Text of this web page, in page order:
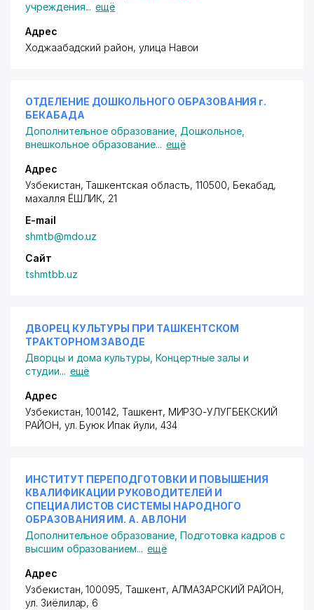
учреждения... ещё
Адрес
Ходжаабадский район, улица Навои
ОТДЕЛЕНИЕ ДОШКОЛЬНОГО ОБРАЗОВАНИЯ г.
БЕКАБАДА
Дополнительное образование, Дошкольное,
внешкольное образование... ещё
Адрес
Узбекистан, Ташкентская область, 110500, Бекабад,
махалля ЁШЛИК, 21
E-mail
shmtb@mdo.uz
Сайт
tshmtbb.uz
ДВОРЕЦ КУЛЬТУРЫ ПРИ ТАШКЕНТСКОМ
ТРАКТОРНОМ ЗАВОДЕ
Дворцы и дома культуры Концертные залы и
студии... ещё
Адрес
Узбекистан, 100142, Ташкент, МИРЗО-УЛУГБЕКСКИЙ
РАЙОН, ул. Буюк Ипак йули, 434
ИНСТИТУТ ПЕРЕПОДГОТОВКИ И ПОВЫШЕНИЯ
КВАЛИФИКАЦИИ РУКОВОДИТЕЛЕЙ И
СПЕЦИАЛИСТОВ СИСТЕМЫ НАРОДНОГО
ОБРАЗОВАНИЯ ИМ. А. АВЛОНИ
Дополнительное образование, Подготовка кадров с
высшим образованием... ещё
Адрес
Узбекистан, 100095, Ташкент, АЛМАЗАРСКИЙ РАЙОН,
ул. Зиёлилар, 6